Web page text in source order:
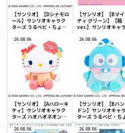
【サンリオ】【Dシナモロ
ール】サンリオキャラク
ターズ うるベビ・ちょい
【サンリオ】【Bマ
ディ グリーン】【箱
ver.】サンリオキャ
SOFVIMATES～マイ
ディ マーメイドver. ～
26.08.06
【サンリオ】【Aハローキ
ティ】サンリオキャラク
ターズ ハオハオネオンタ
ウンドールBIGタイプ1
26.08.06
【サンリオ】【Bハ
ドン】サンリオキャ
ターズ うるベビ・ち
デカドール
26.08.06 26.08.06